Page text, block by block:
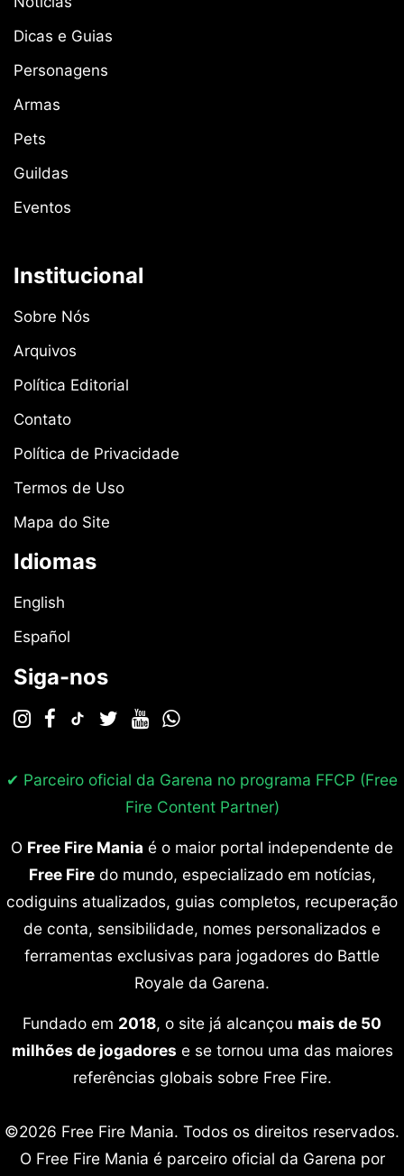
Dicas e Guias
Personagens
Armas
Pets
Guildas
Eventos
Institucional
Sobre Nós
Arquivos
Política Editorial
Contato
Política de Privacidade
Termos de Uso
Mapa do Site
Idiomas
English
Español
Siga-nos
✔ Parceiro oficial da Garena no programa FFCP (Free
Fire Content Partner)
O Free Fire Mania é o maior portal independente de
Free Firedo mundo, especializado em notícias,
codiguins atualizados, guias completos, recuperação
de conta, sensibilidade, nomes personalizados e
ferramentas exclusivas para jogadores do Battle
Royale da Garena.
Fundado em 2018, o site já alcançou mais de 50
milhões de jogadores e se tornou uma das maiores
referências globais sobre Free Fire.
©2026 Free Fire Mania. Todos os direitos reservados.
O Free Fire Mania é parceiro oficial da Garena por